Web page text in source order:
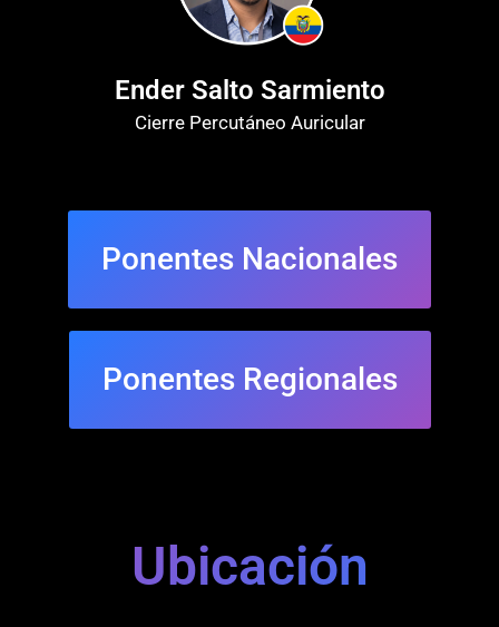
Ender Salto Sarmiento
Cierre Percutáneo Auricular
Ponentes Nacionales
Ponentes Regionales
Ubicación